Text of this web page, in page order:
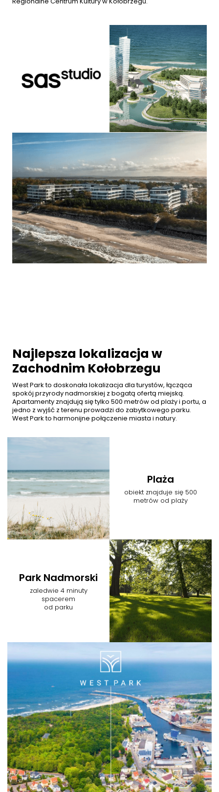
Najlepsza lokalizacja w
Zachodnim Kołobrzegu
West Park to doskonała lokalizacja dla turystów, łącząca
spokój przyrody nadmorskiej z bogatą ofertą miejską.
Apartamenty znajdują się tylko 500 metrów od plaży i portu, a
jedno z wyjść z terenu prowadzi do zabytkowego parku.
West Park to harmonijne połączenie miasta i natury.
Plaża
obiekt znajduje się 500
metrów od plaży
Park Nadmorski
zaledwie 4 minuty
spacerem
od parku